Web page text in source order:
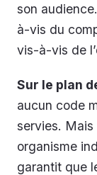
son
à-vis du
vis-à-vis de
Sur le plan
aucun code
servies. Mais
organisme
garantit que